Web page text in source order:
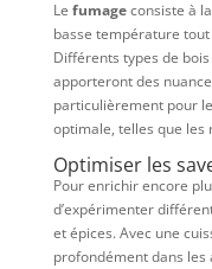
Le fumageconsiste à
basse température tout
Différents types de
apporteront des
particulièrement pour
optimale, telles que les
Optimiser les
Pour enrichir encore
d’expérimenter
et épices. Avec une
profondément dans